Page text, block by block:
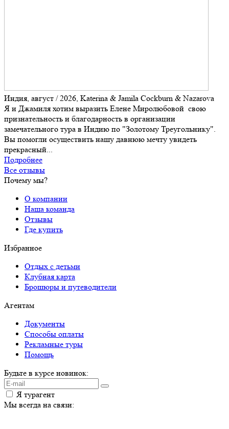
Индия, август / 2026, Katerina & Jamila Cockburn & Nazarova
Я и Джамиля хотим выразить Елене Миролюбовой свою
признательность и благодарность в организации
замечательного тура в Индию по "Золотому Треугольнику".
Вы помогли осуществить нашу давнюю мечту увидеть
прекрасный...
Подробнее
Все отзывы
Почему мы?
О компании
Наша команда
Отзывы
Где купить
Избранное
Отдых с детьми
Клубная карта
Брошюры и путеводители
Агентам
Документы
Способы оплаты
Рекламные туры
Помощь
Будьте в курсе новинок:
Я турагент
Мы всегда на связи: